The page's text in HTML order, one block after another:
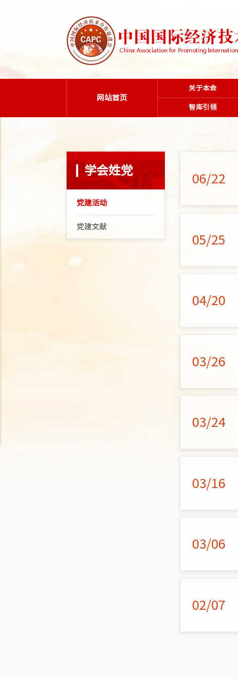
网站首页
关于本会
智库引领
学会姓党
党建活动
党建文献
06/22
05/25
04/20
03/26
03/24
03/16
03/06
02/07